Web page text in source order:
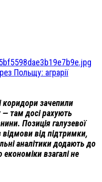
Польщу: аграрії
коридори зачепили
— там досі рахують
Позиція галузевої
відмови від підтримки,
аналітики додають до
взагалі не